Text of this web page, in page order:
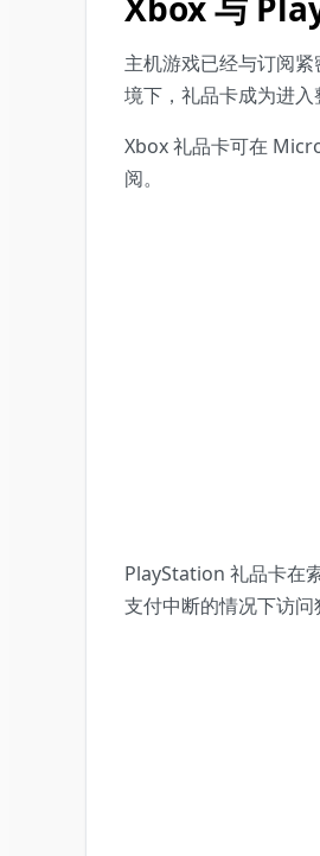
主机游戏已经与订阅
境下，礼品卡成为进入
Xbox 礼品卡可在
阅。
PlayStation 礼品卡在
支付中断的情况下访问